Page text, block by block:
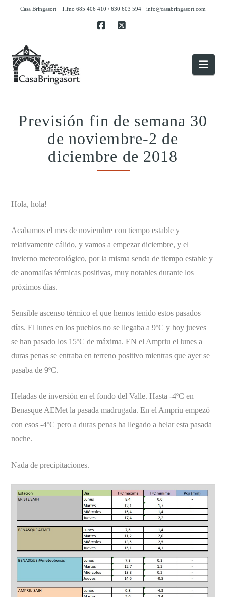
Casa Bringasort · Tlfno 685 406 410 / 630 603 594 · info@casabringasort.com
Previsión fin de semana 30
de noviembre-2 de
diciembre de 2018
Hola, hola!
Acabamos el mes de noviembre con tiempo estable y
relativamente cálido, y vamos a empezar diciembre, y el
invierno meteorológico, por la misma senda de tiempo estable y
de anomalías térmicas positivas, muy notables durante los
próximos días.
Sensible ascenso térmico el que hemos tenido estos pasados
días. El lunes en los pueblos no se llegaba a 9ºC y hoy jueves
se han pasado los 15ºC de máxima. EN el Ampriu el lunes a
duras penas se entraba en terreno positivo mientras que ayer se
pasaba de 9ºC.
Heladas de inversión en el fondo del Valle. Hasta -4ºC en
Benasque AEMet la pasada madrugada. En el Ampriu empezó
con esos -4ºC pero a duras penas ha llegado a helar esta pasada
noche.
Nada de precipitaciones.